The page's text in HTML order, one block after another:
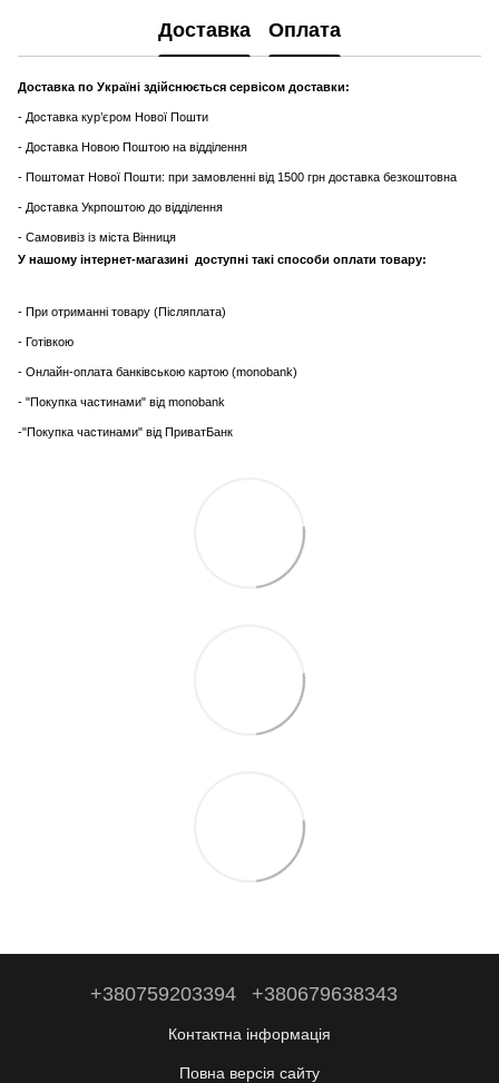
Доставка Оплата
Доставка по Україні здійснюється сервісом доставки:
- Доставка кур’єром Нової Пошти
- Доставка Новою Поштою на відділення
- Поштомат Нової Пошти: при замовленні від 1500 грн доставка безкоштовна
- Доставка Укрпоштою до відділення
- Самовивіз із міста Вінниця
У нашому інтернет-магазині доступні такі способи оплати товару:
- При отриманні товару (Післяплата)
- Готівкою
- Онлайн-оплата банківською картою (monobank)
- "Покупка частинами" від monobank
-"Покупка частинами" від ПриватБанк
+380759203394 +380679638343
Контактна інформація
Повна версія сайту